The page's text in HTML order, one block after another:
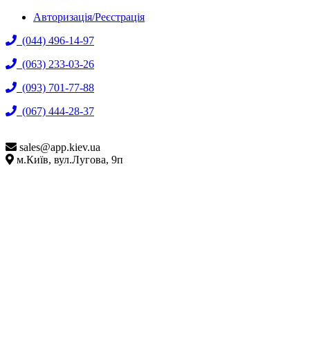
Авторизація/Реєстрація
(044) 496-14-97
(063) 233-03-26
(093) 701-77-88
(067) 444-28-37
sales@app.kiev.ua
м.Київ, вул.Лугова, 9п